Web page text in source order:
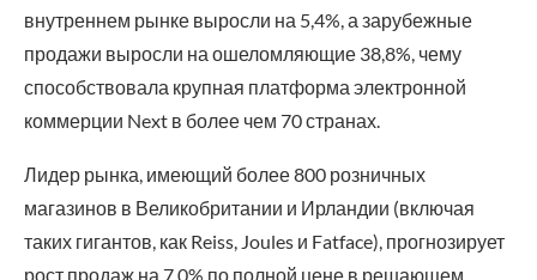
внутреннем рынке выросли на 5,4%, а зарубежные
продажи выросли на ошеломляющие 38,8%, чему
способствовала крупная платформа электронной
коммерции Next в более чем 70 странах.
Лидер рынка, имеющий более 800 розничных
магазинов в Великобритании и Ирландии (включая
таких гигантов, как Reiss, Joules и Fatface), прогнозирует
рост продаж на 7,0% по полной цене в решающем